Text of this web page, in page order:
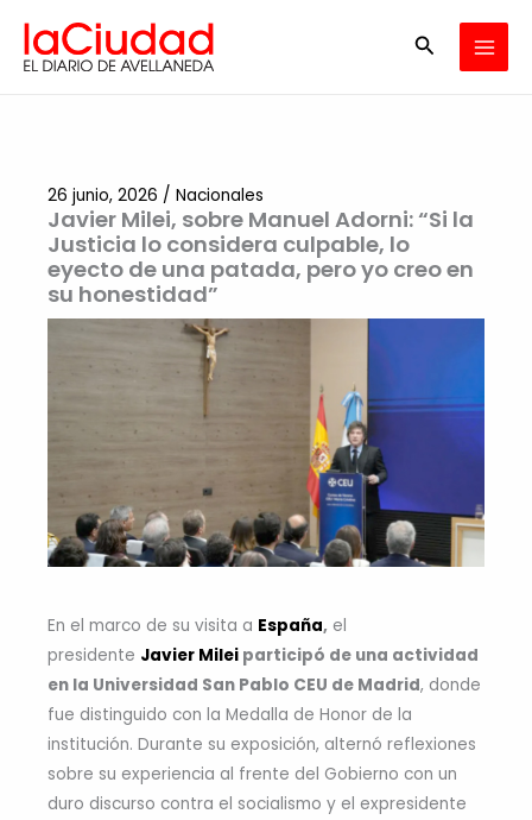
contenido
Buscar
Javier Milei, sobre Manuel Adorni: “Si la
Justicia lo considera culpable, lo
eyecto de una patada, pero yo creo en
su honestidad”
26 junio, 2026 / Nacionales
En el marco de su visita a España, el
presidente Javier Milei participó de una actividad
en la Universidad San Pablo CEU de Madrid, donde
fue distinguido con la Medalla de Honor de la
institución. Durante su exposición, alternó reflexiones
sobre su experiencia al frente del Gobierno con un
duro discurso contra el socialismo y el expresidente